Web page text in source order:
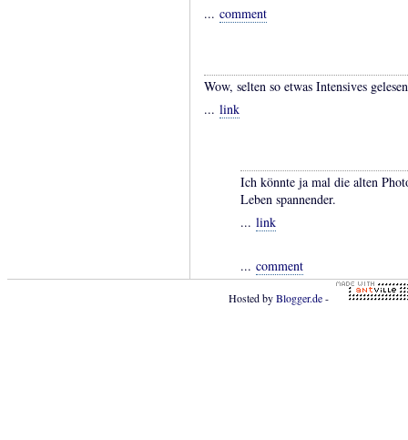
... comment
Wow, selten so etwas Intensives
... link
Ich könnte ja mal die alten
Leben spannender.
... link
... comment
Hosted byBlogger.de-